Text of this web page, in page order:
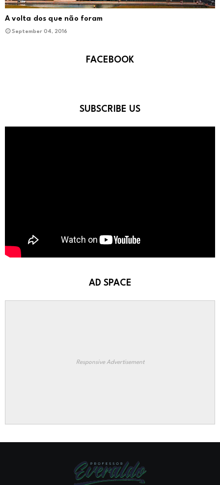
A volta dos que não foram
September 04, 2016
FACEBOOK
SUBSCRIBE US
AD SPACE
Responsive Advertisement